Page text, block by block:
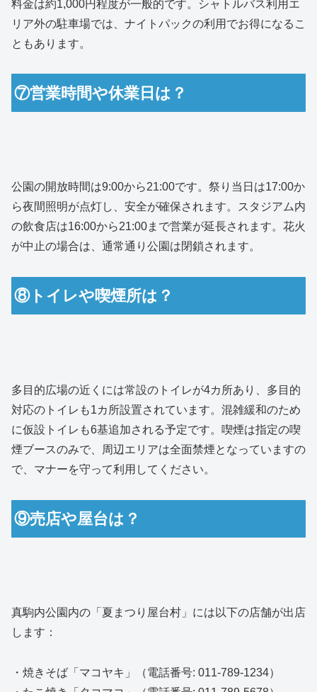
料金は約1,000円程度が一般的です。シャトルバス利用エ
リア外の駐車場では、ナイトパックの利用でお得になるこ
ともあります。
⑦営業時間や休業日は？
公園の開放時間は9:00から21:00です。祭り当日は17:00か
ら夜間照明が点灯し、安全が確保されます。スタジアム内
の飲食店は16:00から21:00まで営業が延長されます。花火
が中止の場合は、通常通り公園は閉鎖されます。
⑧トイレや喫煙所は？
多目的広場の近くには常設のトイレが4カ所あり、多目的
対応のトイレも1カ所設置されています。混雑緩和のため
に仮設トイレも6基追加される予定です。喫煙は指定の喫
煙ブースのみで、周辺エリアは全面禁煙となっていますの
で、マナーを守って利用してください。
⑨売店や屋台は？
真駒内公園内の「夏まつり屋台村」には以下の店舗が出店
します：
・焼きそば「マコヤキ」（電話番号: 011-789-1234）